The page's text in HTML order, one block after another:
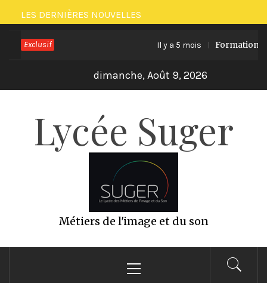
Passer
au
contenu
LES DERNIÈRES NOUVELLES
Exclusif Il y a 5 mois Formation
dimanche, Août 9, 2026
Lycée Suger
Métiers de l'image et du son
principal